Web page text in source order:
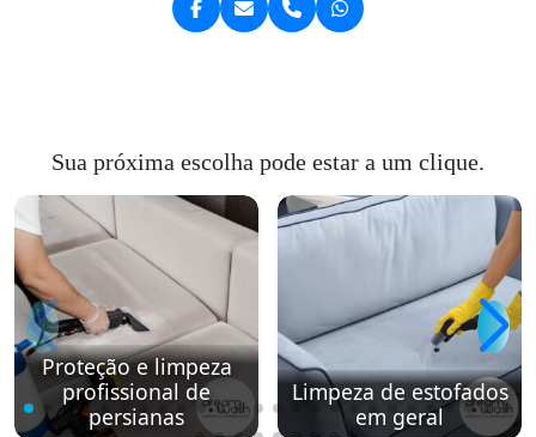
Sua próxima escolha pode estar a um clique.
Proteção e limpeza
profissional de
persianas
Limpeza de estofados
em geral